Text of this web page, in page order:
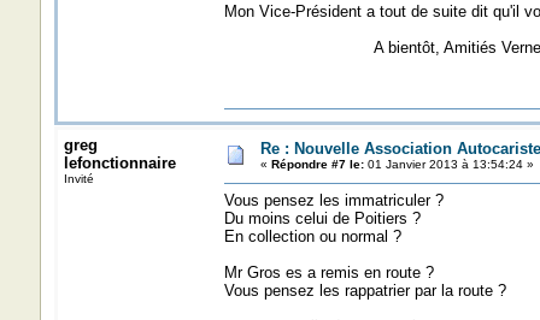
Mon Vice-Président a tout de suite dit qu'il
A bientôt, Amitiés
greg
lefonctionnaire
Invité
Re : Nouvelle Association
« Répondre #7 le:01 Janvier 2013 à 13:54:24 »
Vous pensez les immatriculer ?
Du moins celui de Poitiers ?
En collection ou normal ?
Mr Gros es a remis en route ?
Vous pensez les rappatrier par la route ?